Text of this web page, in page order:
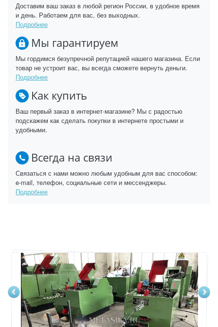
Доставим ваш заказ в любой регион России, в удобное время
и день. Работаем для вас, без выходных.
Подробнее
Мы гарантируем
Мы гордимся безупречной репутацией нашего магазина. Если
товар не устроит вас, вы всегда сможете вернуть деньги.
Подробнее
Как купить
Ваш первый заказ в интернет-магазине? Мы с радостью
подскажем как сделать покупки в интернете простыми и
удобными.
Всегда на связи
Связаться с нами можно любым удобным для вас способом:
e-mail, телефон, социальные сети и мессенджеры.
Подробнее